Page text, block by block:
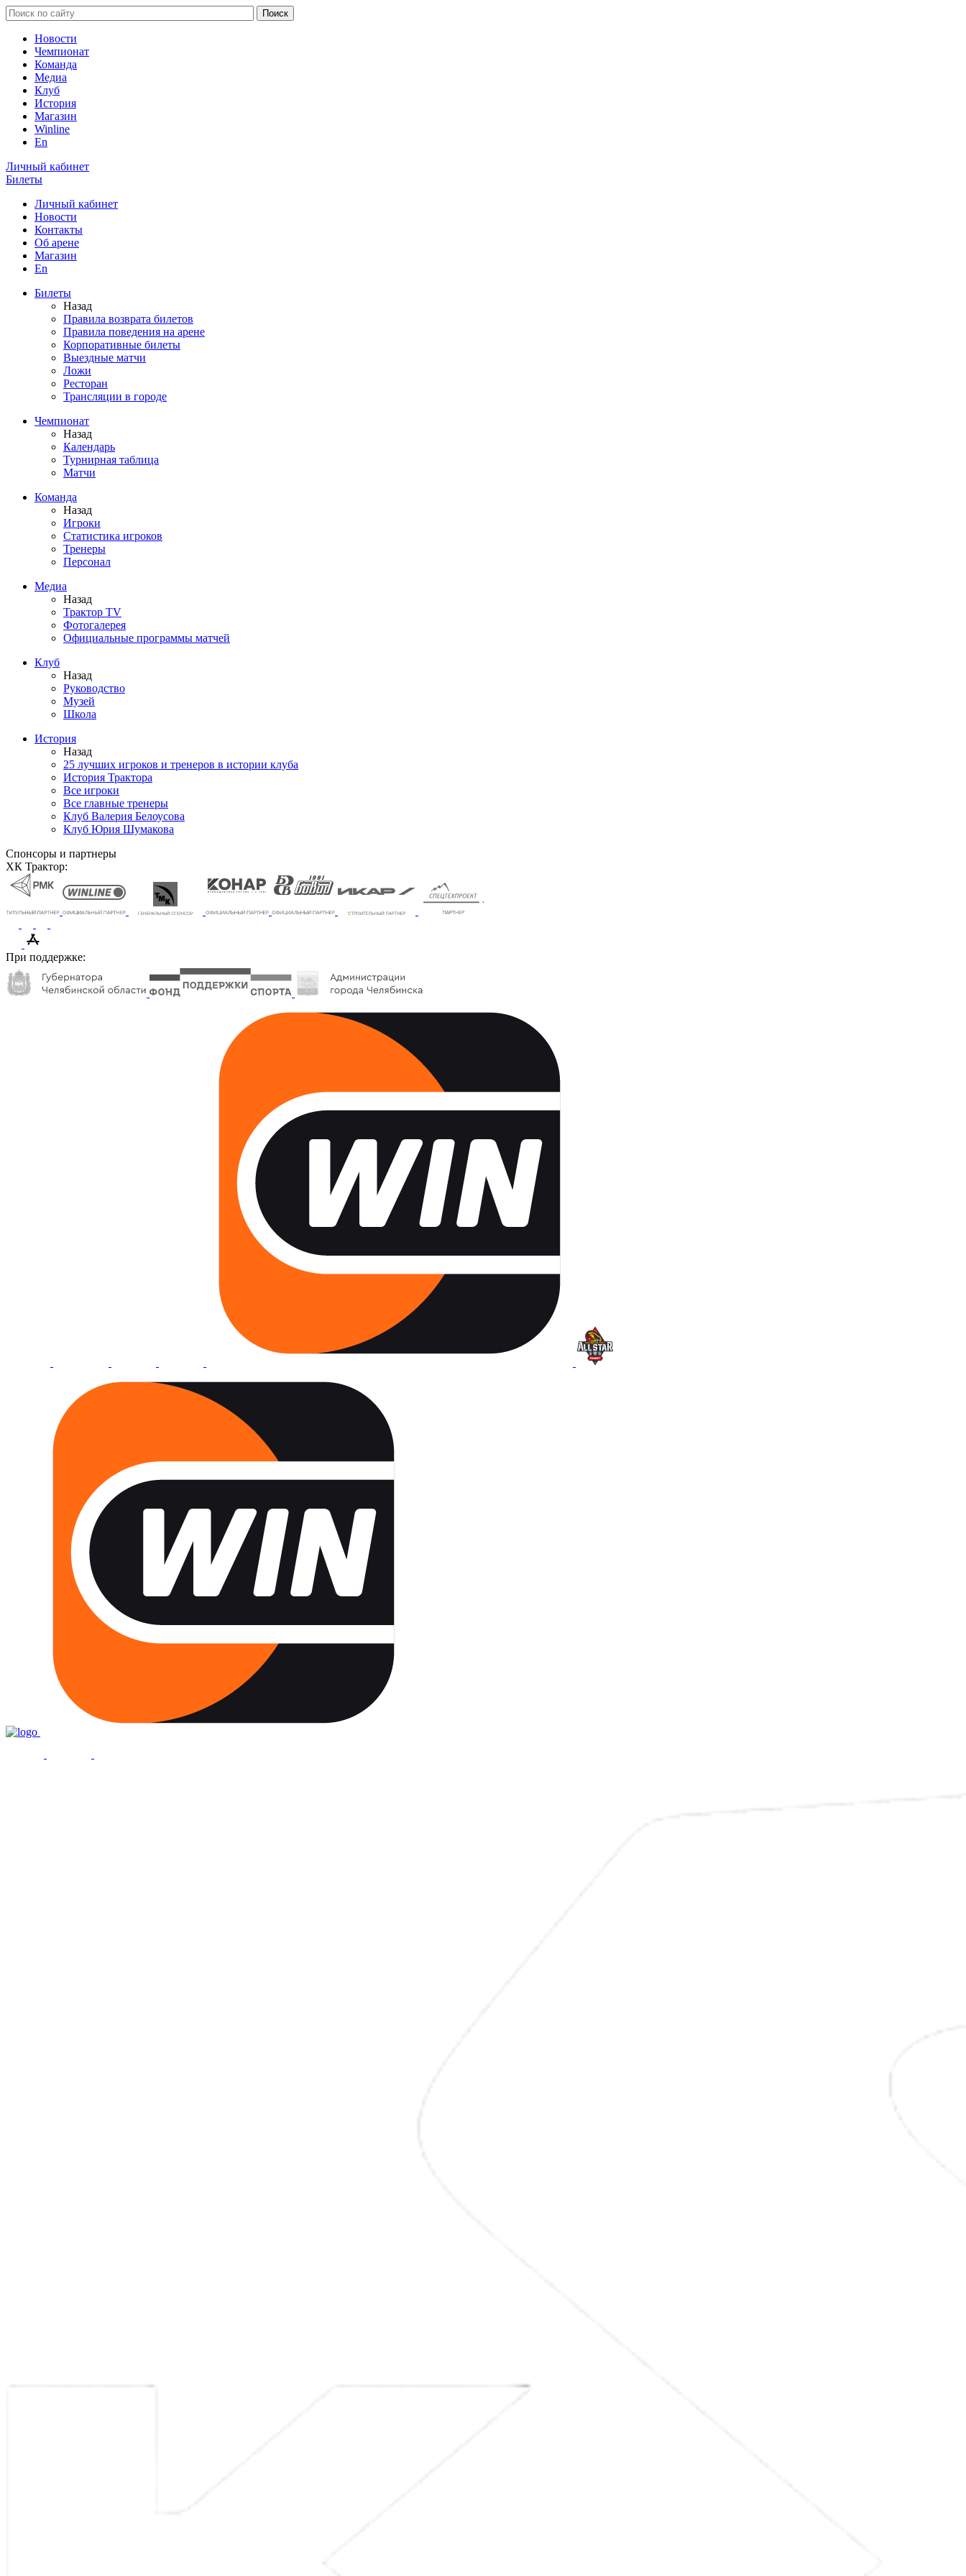
Новости
Чемпионат
Команда
Медиа
Клуб
История
Магазин
Winline
En
Личный кабинет
Билеты
Личный кабинет
Новости
Контакты
Об арене
Магазин
En
Билеты
Назад
Правила возврата билетов
Правила поведения на арене
Корпоративные билеты
Выездные матчи
Ложи
Ресторан
Трансляции в городе
Чемпионат
Назад
Календарь
Турнирная таблица
Матчи
Команда
Назад
Игроки
Статистика игроков
Тренеры
Персонал
Медиа
Назад
Трактор TV
Фотогалерея
Официальные программы матчей
Клуб
Назад
Руководство
Музей
Школа
История
Назад
25 лучших игроков и тренеров в истории клуба
История Трактора
Все игроки
Все главные тренеры
Клуб Валерия Белоусова
Клуб Юрия Шумакова
Спонсоры и партнеры
ХК Трактор:
При поддержке: